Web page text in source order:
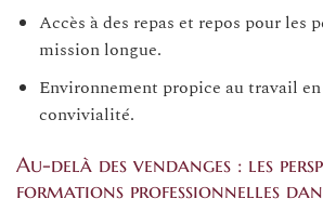
Accès à des repas et repos pour les
mission longue.
Environnement propice au travail
convivialité.
Au-delà des vendanges : les
formations professionnelles